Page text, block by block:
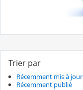
Trier par
Récemment mis à jour
Récemment publié